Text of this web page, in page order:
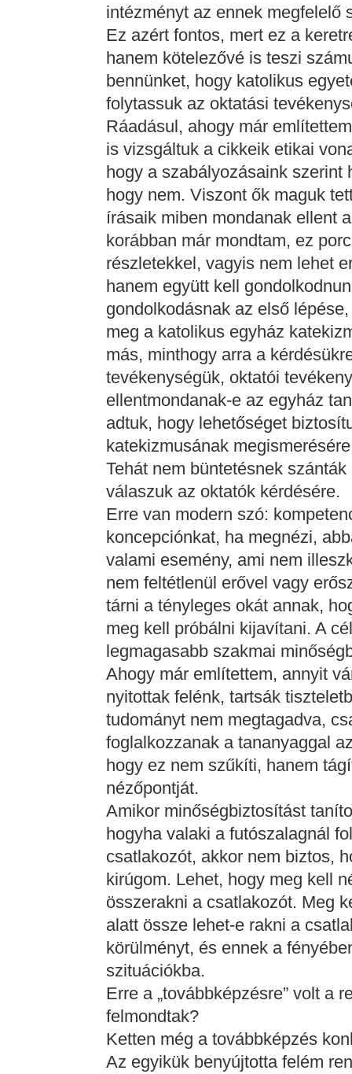
intézményt az ennek megfelelő
Ez azért fontos, mert ez a
hanem kötelezővé is teszi
bennünket, hogy katolikus
folytassuk az oktatási
Ráadásul, ahogy már
is vizsgáltuk a cikkeik etikai
hogy a szabályozásaink szerint
hogy nem. Viszont ők maguk
írásaik miben mondanak ellent
korábban már mondtam, ez
részletekkel, vagyis nem lehet
hanem együtt kell
gondolkodásnak az első
meg a katolikus egyház
más, minthogy arra a
tevékenységük, oktatói
ellentmondanak-e az egyház
adtuk, hogy lehetőséget
katekizmusának
Tehát nem büntetésnek
válaszuk az oktatók kérdésére.
Erre van modern szó:
koncepciónkat, ha megnézi,
valami esemény, ami nem
nem feltétlenül erővel vagy
tárni a tényleges okát annak,
meg kell próbálni kijavítani. A
legmagasabb szakmai
Ahogy már említettem, annyit
nyitottak felénk, tartsák
tudományt nem megtagadva,
foglalkozzanak a tananyaggal
hogy ez nem szűkíti, hanem
nézőpontját.
Amikor minőségbiztosítást
hogyha valaki a futószalagnál
csatlakozót, akkor nem biztos,
kirúgom. Lehet, hogy meg kell
összerakni a csatlakozót. Meg
alatt össze lehet-e rakni a
körülményt, és ennek a
szituációkba.
Erre a „továbbképzésre” volt a
felmondtak?
Ketten még a továbbképzés
Az egyikük benyújtotta felém